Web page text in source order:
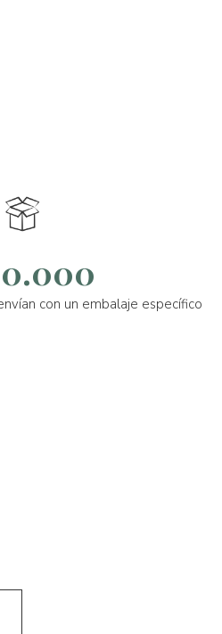
con un embalaje específico